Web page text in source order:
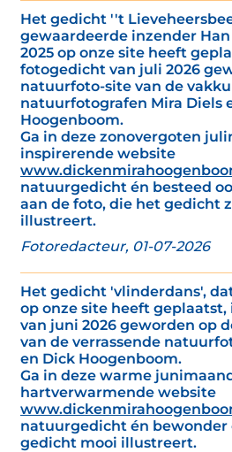
Het gedicht ''t
gewaardeerde inzender Han
2025 op onze site heeft
fotogedicht van juli 2026
natuurfoto-site van de
natuurfotografen Mira Diels
Hoogenboom.
Ga in deze zonovergoten
inspirerende website
natuurgedicht én besteed
aan de foto, die het gedicht
illustreert.
Fotoredacteur, 01-07-2026
Het gedicht 'vlinderdans',
op onze site heeft
van juni 2026 geworden op
van de verrassende
en Dick Hoogenboom.
Ga in deze warme
hartverwarmende website
natuurgedicht én bewonder
gedicht mooi illustreert.